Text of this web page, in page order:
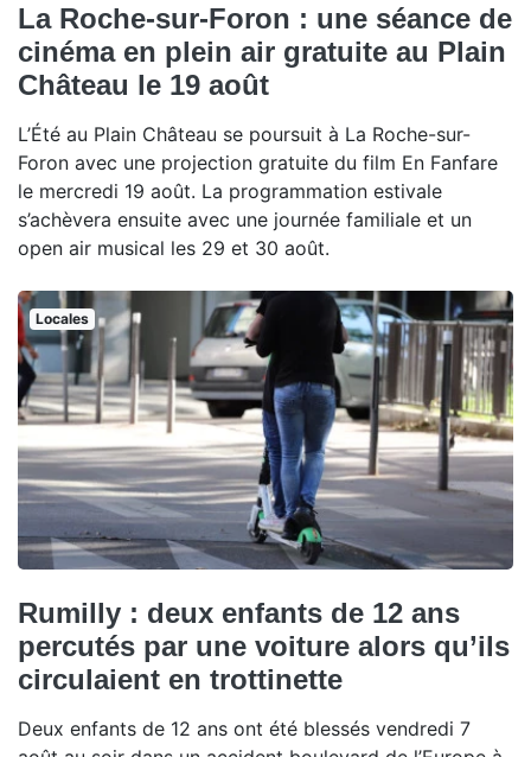
La Roche-sur-Foron : une séance de
cinéma en plein air gratuite au Plain
Château le 19 août
L’Été au Plain Château se poursuit à La Roche-sur-
Foron avec une projection gratuite du film En Fanfare
le mercredi 19 août. La programmation estivale
s’achèvera ensuite avec une journée familiale et un
open air musical les 29 et 30 août.
Locales
Rumilly : deux enfants de 12 ans
percutés par une voiture alors qu’ils
circulaient en trottinette
Deux enfants de 12 ans ont été blessés vendredi 7